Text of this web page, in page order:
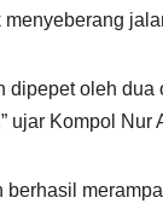
menyeberang
dipepet oleh
ujar Kompol
berhasil